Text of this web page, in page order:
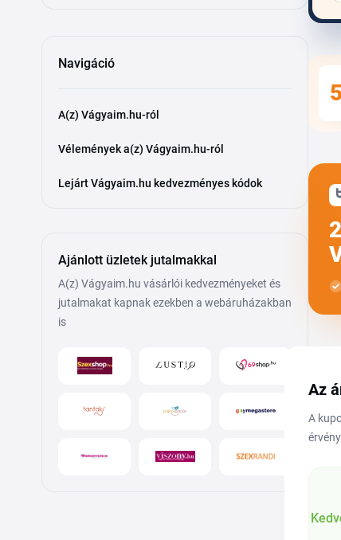
Navigáció
A(z) Vágyaim.hu-ról
Vélemények a(z) Vágyaim.hu-ról
Lejárt Vágyaim.hu kedvezményes kódok
Ajánlott üzletek jutalmakkal
A(z) Vágyaim.hu vásárlói kedvezményeket és
jutalmakat kapnak ezekben a webáruházakban
is
Az
A